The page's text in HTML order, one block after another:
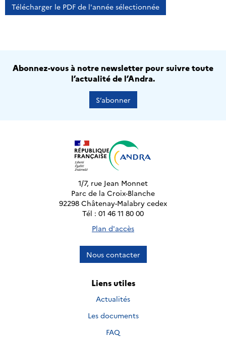
Télécharger le PDF de l'année sélectionnée
Abonnez-vous à notre newsletter pour suivre toute
l’actualité de l’Andra.
S’abonner
1/7, rue Jean Monnet
Parc de la Croix-Blanche
92298 Châtenay-Malabry cedex
Tél : 01 46 11 80 00
Plan d'accès
Nous contacter
Liens utiles
Actualités
Les documents
FAQ